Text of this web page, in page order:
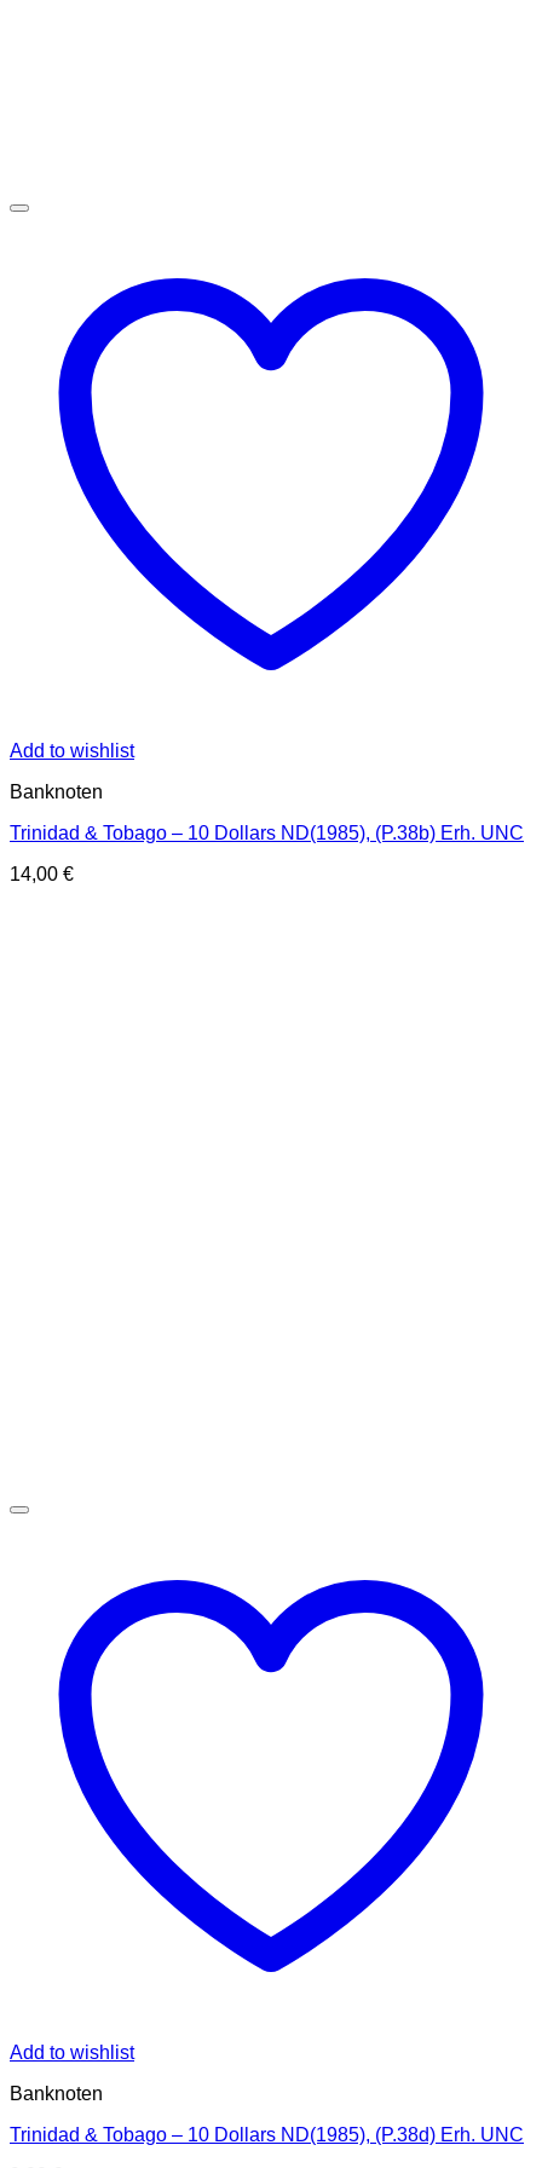
Add to wishlist
Banknoten
Trinidad & Tobago – 10 Dollars ND(1985), (P.38b) Erh. UNC
14,00 €
Add to wishlist
Banknoten
Trinidad & Tobago – 10 Dollars ND(1985), (P.38d) Erh. UNC